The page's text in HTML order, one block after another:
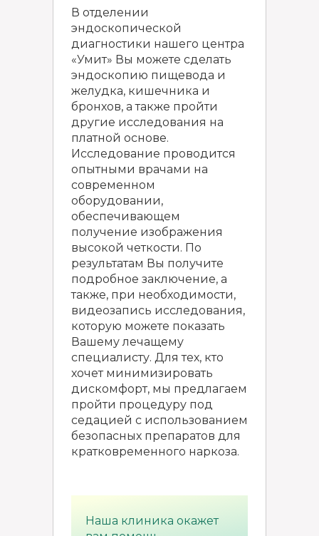
В отделении
эндоскопической
диагностики нашего центра
«Умит» Вы можете сделать
эндоскопию пищевода и
желудка, кишечника и
бронхов, а также пройти
другие исследования на
платной основе.
Исследование проводится
опытными врачами на
современном
оборудовании,
обеспечивающем
получение изображения
высокой четкости. По
результатам Вы получите
подробное заключение, а
также, при необходимости,
видеозапись исследования,
которую можете показать
Вашему лечащему
специалисту. Для тех, кто
хочет минимизировать
дискомфорт, мы предлагаем
пройти процедуру под
седацией с использованием
безопасных препаратов для
кратковременного наркоза.
Наша клиника окажет